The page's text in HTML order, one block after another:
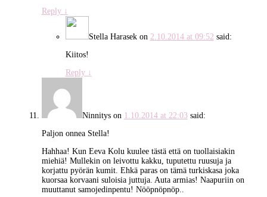
Reply ↓
Stella Harasekon 2.10.2014 at 09:52 said:
Kiitos!
Reply ↓
Ninnityson 1.10.2014 at 22:03 said:
Paljon onnea Stella!
Hahhaa! Kun Eeva Kolu kuulee tästä että on tuollaisiakin
miehiä! Mullekin on leivottu kakku, tuputettu ruusuja ja
korjattu pyörän kumit. Ehkä paras on tämä turkiskasa joka
kuorsaa korvaani suloisia juttuja. Auta armias! Naapuriin on
muuttanut samojedinpentu! Nööpnöpnöp..